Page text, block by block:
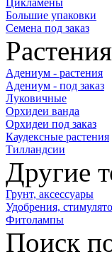
Цикламены
Большие упаковки
Семена под заказ
Растения
Адениум - растения
Адениум - под заказ
Луковичные
Орхидеи ванда
Орхидеи под заказ
Каудексные растения
Тилландсии
Другие
Грунт, аксессуары
Удобрения,
Фитолампы
Поиск